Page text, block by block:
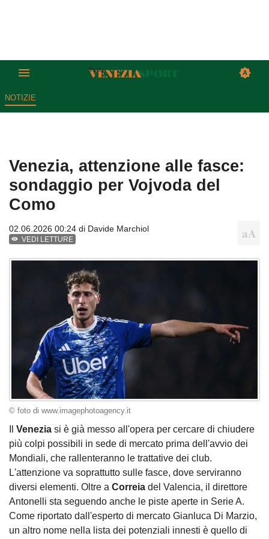
NOTIZIE
Venezia, attenzione alle fasce:
sondaggio per Vojvoda del
Como
02.06.2026 00:24 di Davide Marchiol
VEDI LETTURE
© foto di www.imagephotoagency.it
Venezia si è già messo all'opera per cercare di chiudere
più colpi possibili in sede di mercato prima dell'avvio dei
Mondiali, che rallenteranno le trattative dei club.
L'attenzione va soprattutto sulle fasce, dove serviranno
diversi elementi. Oltre a Correia del Valencia, il direttore
Antonelli sta seguendo anche le piste aperte in Serie A.
Come riportato dall'esperto di mercato Gianluca Di Marzio,
un altro nome nella lista dei potenziali innesti è quello di